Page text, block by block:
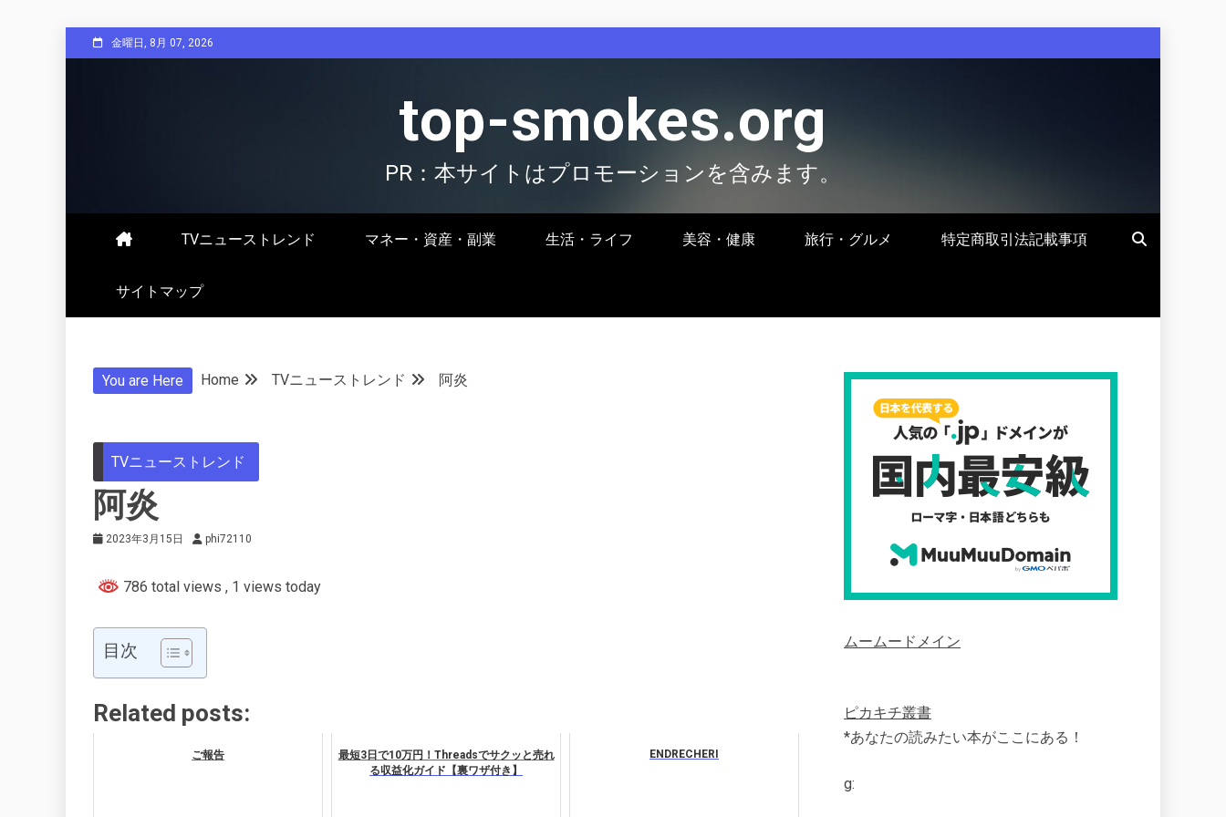
to
金曜日, 8月 07, 2026
top-smokes.org
PR：本サイトはプロモーションを含みます。
TVニューストレンド マネー・資産・副業 生活・ライフ 美容・健康 旅行・グルメ 特定商取引法記載事項
サイトマップ
You are Here Home TVニューストレンド 阿炎
TVニューストレンド
阿炎
2023年3月15日 phi72110
786 total views , 1 views today
目次
Related posts:
ご報告
最短3日で10万円！Threadsでサクッと売れ
る収益化ガイド【裏ワザ付き】
ENDRECHERI
ムームードメイン
ピカキチ叢書
*あなたの読みたい本がここにある！
g: